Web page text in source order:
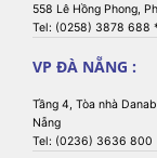
558 Lê Hồng Phong,
Tel: (0258) 3878 688
VP ĐÀ NẴNG :
Tầng 4, Tòa nhà
Nẵng
Tel: (0236) 3636 800